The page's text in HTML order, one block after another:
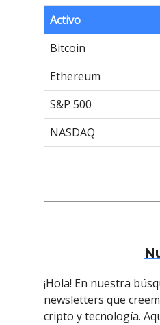
Activo
Bitcoin
Ethereum
S&P 500
NASDAQ
¡Hola! En nuestra
newsletters que
cripto y tecnología.